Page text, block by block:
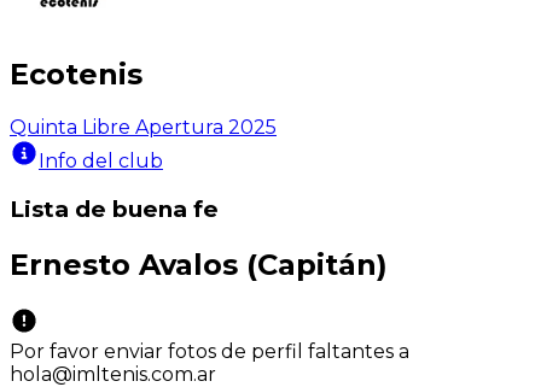
Ecotenis
Quinta Libre Apertura 2025
Info del club
Lista de buena fe
Ernesto Avalos (Capitán)
Por favor enviar fotos de perfil faltantes a
hola@imltenis.com.ar